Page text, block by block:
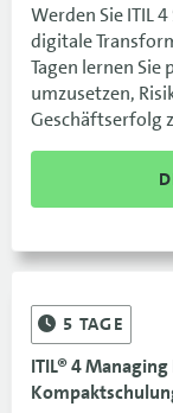
Werden Sie ITIL
digitale
Tagen lernen
umzusetzen,
Geschäftserfolg
5 TAGE
ITIL® 4